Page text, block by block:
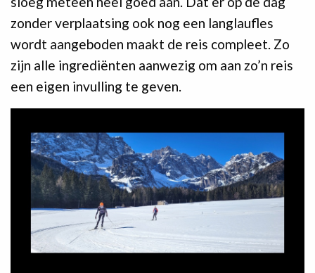
zonder verplaatsing ook nog een langlaufles
wordt aangeboden maakt de reis compleet. Zo
zijn alle ingrediënten aanwezig om aan zo’n reis
een eigen invulling te geven.